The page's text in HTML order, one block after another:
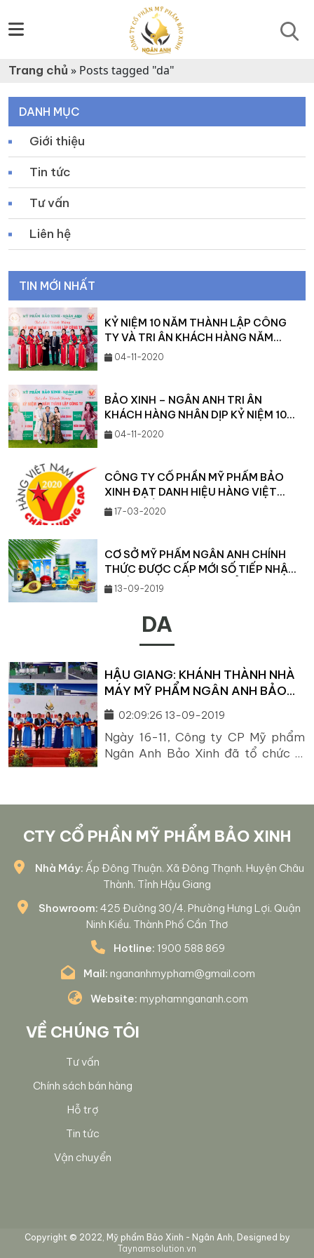
Trang chủ » Posts tagged "da"
DANH MỤC
Giới thiệu
Tin tức
Tư vấn
Liên hệ
TIN MỚI NHẤT
KỶ NIỆM 10 NĂM THÀNH LẬP CÔNG
TY VÀ TRI ÂN KHÁCH HÀNG NĂM
2020
04-11-2020
BẢO XINH – NGÂN ANH TRI ÂN
KHÁCH HÀNG NHÂN DỊP KỶ NIỆM 10
NĂM THÀNH LẬP
04-11-2020
CÔNG TY CỔ PHẦN MỸ PHẨM BẢO
XINH ĐẠT DANH HIỆU HÀNG VIỆT
NAM CHẤT LƯỢNG CAO
17-03-2020
CƠ SỞ MỸ PHẨM NGÂN ANH CHÍNH
THỨC ĐƯỢC CẤP MỚI SỐ TIẾP NHẬN
PHIẾU CÔNG BỐ SẢN PHẨM
13-09-2019
DA
HẬU GIANG: KHÁNH THÀNH NHÀ
MÁY MỸ PHẨM NGÂN ANH BẢO
XINH
02:09:26 13-09-2019
Ngày 16-11, Công ty CP Mỹ phẩm
Ngân Anh Bảo Xinh đã tổ chức lễ
giấy chứng nhận nhà máy đủ điều
công ty và đại diện Sở Y tế tỉnh Hậu
CTY CỔ PHẦN MỸ PHẨM BẢO XINH
Nhà Máy: Ấp Đông Thuận. Xã Đông Thạnh. Huyện Châu
Thành. Tỉnh Hậu Giang
Showroom: 425 Đường 30/4. Phường Hưng Lợi. Quận
Ninh Kiều. Thành Phố Cần Thơ
Hotline: 1900 588 869
Mail: ngananhmypham@gmail.com
Website: myphamngananh.com
VỀ CHÚNG TÔI
Tư vấn
Chính sách bán hàng
Hỗ trợ
Tin tức
Vận chuyển
Copyright © 2022, Mỹ phẩm Bảo Xinh - Ngân Anh, Designed by
Taynamsolution.vn